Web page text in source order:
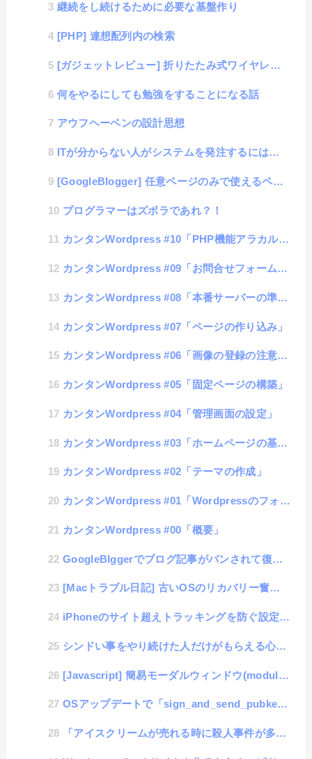
継続をし続けるために必要な基盤作り
[PHP] 連想配列内の検索
[ガジェットレビュー] 折りたたみ式ワイヤレス・キーボード(EWIN)
何をやるにしても勉強をすることになる話
アウフヘーベンの設計思想
ITが分からない人がシステムを発注するにはどうすりゃいいの？
[GoogleBlogger] 任意ページのみで使えるページネーション（コピペで使えるソースを公開）
プログラマーはズボラであれ？！
カンタンWordpress #10「PHP機能アラカルト」
カンタンWordpress #09「お問合せフォームの作り方」
カンタンWordpress #08「本番サーバーの準備とデータの移行作業」
カンタンWordpress #07「ページの作り込み」
カンタンWordpress #06「画像の登録の注意点」
カンタンWordpress #05「固定ページの構築」
カンタンWordpress #04「管理画面の設定」
カンタンWordpress #03「ホームページの基本構造」
カンタンWordpress #02「テーマの作成」
カンタンWordpress #01「Wordpressのフォルダ構造を理解する」
カンタンWordpress #00「概要」
GoogleBlggerでブログ記事がバンされて復旧した話
[Macトラブル日記] 古いOSのリカバリー奮戦記 2017MacBookPro編
iPhoneのサイト超えトラッキングを防ぐ設定はOFFにすることがオススメな話
シンドい事をやり続けた人だけがもらえる心理的ご褒美
[Javascript] 簡易モーダルウィンドウ(module版)
OSアップデートで「sign_and_send_pubkey: no mutual signatur...
「アイスクリームが売れる時に殺人事件が多い」というのはカゼオケ的な話